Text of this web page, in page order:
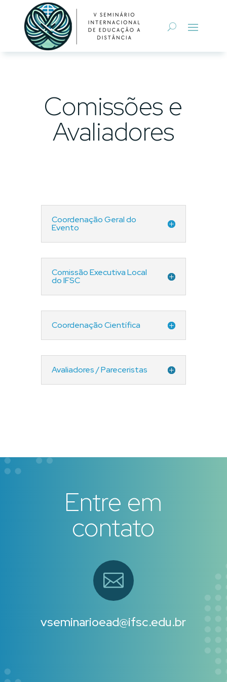
Comissões e
Avaliadores
Coordenação Geral do
Evento
Comissão Executiva Local
do IFSC
Coordenação Científica
Avaliadores / Pareceristas
Entre em
contato

vseminarioead@ifsc.edu.br